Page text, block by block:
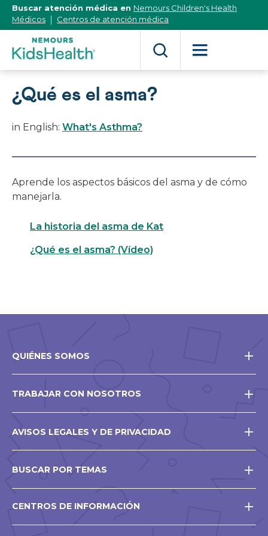
[Skip
Content]
Buscar atención médica en Nemours Children's Health
Médicos
Centros de atención médica
¿Qué es el asma?
in English: What's Asthma?
Aprende los aspectos básicos del asma y de cómo
manejarla.
La historia del asma de Kat
¿Qué es el asma? (Vídeo)
QUIÉNES SOMOS
TRABAJAR CON NOSOTROS
AVISOS LEGALES Y DE PRIVACIDAD
BUSCAR POR TEMAS
CENTROS DE INFORMACIÓN